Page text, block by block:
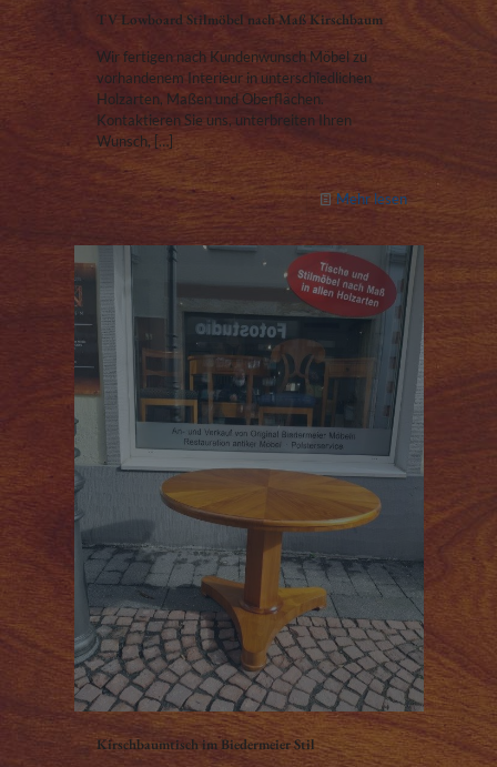
TV Lowboard Stilmöbel nach Maß Kirschbaum
Wir fertigen nach Kundenwunsch Möbel zu
vorhandenem Interieur in unterschiedlichen
Holzarten, Maßen und Oberflächen.
Kontaktieren Sie uns, unterbreiten Ihren
Wunsch,[…]
Mehr lesen
Kirschbaumtisch im Biedermeier Stil